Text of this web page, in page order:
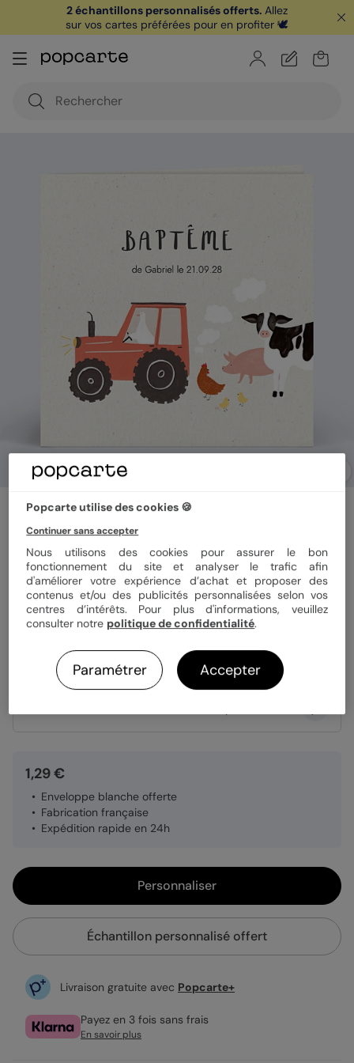
offerte avec le code
je télécharge
2 échantillons personnalisés offerts. Allez
sur vos cartes préférées pour en profiter 🕊️
Faire-part baptême
Dessin Tracteur
5(
Format 14x14 cm plié
Papier Papier Satiné
1,29 €
Enveloppe blanche offerte
Fabrication française
Expédition rapide en 24h
Personnaliser
Échantillon personnalisé offert
Livraison gratuite avec Popcarte+
Payez en 3 fois sans frais
En savoir plus
Popcarte utilise des cookies 🍪
Continuer sans accepter
Nous utilisons des cookies pour assurer le bon
fonctionnement du site et analyser le trafic afin
d'améliorer votre expérience d’achat et proposer des
contenus et/ou des publicités personnalisées selon vos
centres d’intérêts. Pour plus d'informations, veuillez
consulter notre politique de confidentialité.
Paramétrer Accepter